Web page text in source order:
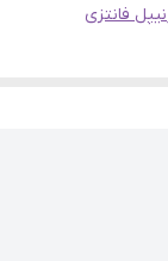
نیپل فانتزی